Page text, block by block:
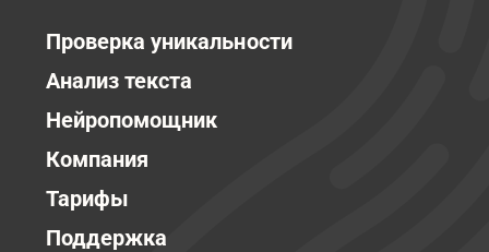
Проверка уникальности
Анализ текста
Нейропомощник
Компания
Тарифы
Поддержка